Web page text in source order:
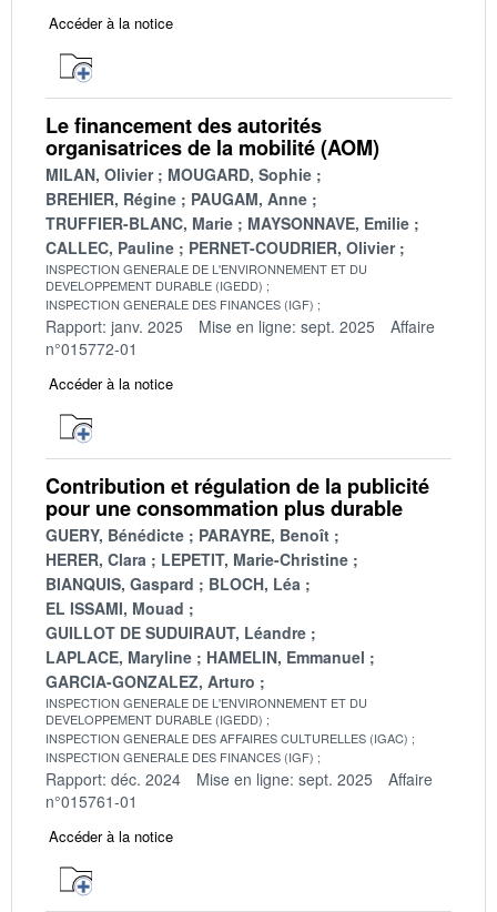
Accéder à la notice
Le financement des autorités
organisatrices de la mobilité (AOM)
MILAN, Olivier
MOUGARD, Sophie
BREHIER, Régine
PAUGAM, Anne
TRUFFIER-BLANC, Marie
MAYSONNAVE, Emilie
CALLEC, Pauline
PERNET-COUDRIER, Olivier
INSPECTION GENERALE DE L'ENVIRONNEMENT ET DU
DEVELOPPEMENT DURABLE (IGEDD)
INSPECTION GENERALE DES FINANCES (IGF)
Rapport: janv. 2025 Mise en ligne: sept. 2025
Affaire
n°015772-01
Accéder à la notice
Contribution et régulation de la publicité
pour une consommation plus durable
GUERY, Bénédicte
PARAYRE, Benoît
HERER, Clara
LEPETIT, Marie-Christine
BIANQUIS, Gaspard
BLOCH, Léa
EL ISSAMI, Mouad
GUILLOT DE SUDUIRAUT, Léandre
LAPLACE, Maryline
HAMELIN, Emmanuel
GARCIA-GONZALEZ, Arturo
INSPECTION GENERALE DE L'ENVIRONNEMENT ET DU
DEVELOPPEMENT DURABLE (IGEDD)
INSPECTION GENERALE DES AFFAIRES CULTURELLES (IGAC)
INSPECTION GENERALE DES FINANCES (IGF)
Rapport: déc. 2024 Mise en ligne: sept. 2025
Affaire
n°015761-01
Accéder à la notice